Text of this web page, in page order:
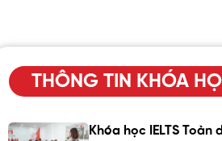
THÔNG TIN KHÓA
Khóa học IELTS Toàn